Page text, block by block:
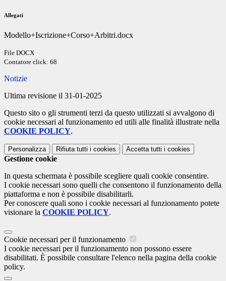
Allegati
Modello+Iscrizione+Corso+Arbitri.docx
File DOCX
Contatore click: 68
Notizie
Ultima revisione il 31-01-2025
Questo sito o gli strumenti terzi da questo utilizzati si avvalgono di
cookie necessari al funzionamento ed utili alle finalità illustrate nella
COOKIE POLICY.
Personalizza Rifiuta tutti i cookies Accetta tutti i cookies
Gestione cookie
In questa schermata è possibile scegliere quali cookie consentire.
I cookie necessari sono quelli che consentono il funzionamento della
piattaforma e non è possibile disabilitarli.
Per conoscere quali sono i cookie necessari al funzionamento potete
visionare la COOKIE POLICY.
Cookie necessari per il funzionamento
I cookie necessari per il funzionamento non possono essere
disabilitati. È possibile consultare l'elenco nella pagina della cookie
policy.